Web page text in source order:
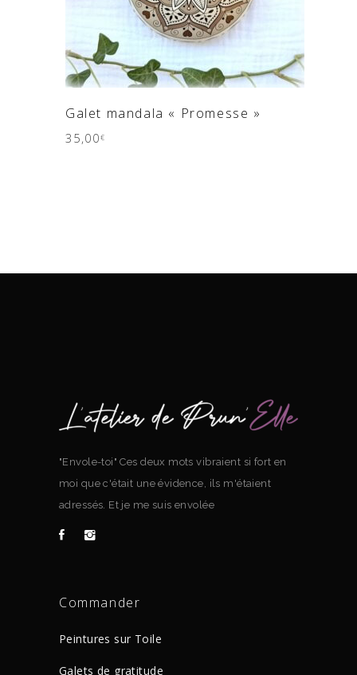
AJOUTER AU PANIER
Galet mandala « Promesse »
35,00€
"Envole-toi" Ces deux mots vibraient si fort en
moi que c'était une évidence, ils m'étaient
adressés. Et je me suis envolée
Commander
Peintures sur Toile
Galets de gratitude